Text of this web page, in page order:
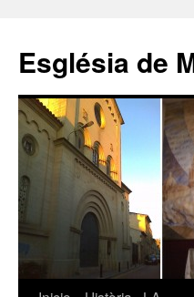
contenido
Església de